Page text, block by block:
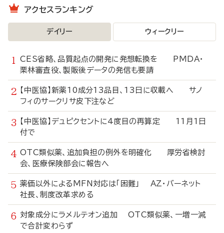
アクセスランキング
デイリー ウィークリー
CES省略、品質起点の開発に発想転換を PMDA・
栗林審査役、製販後データの発信も要請
【中医協】新薬10成分13品目、13日に収載へ サノ
フィのサークリサ皮下注など
【中医協】デュピクセントに4度目の再算定 11月1日
付で
OTC類似薬、追加負担の例外を明確化 厚労省検討
会、医療保険部会に報告へ
薬価以外によるMFN対応は「困難」 AZ・バーネット
社長、制度改革求める
対象成分にラメルテオン追加 OTC類似薬、一増一減
で合計変わらず